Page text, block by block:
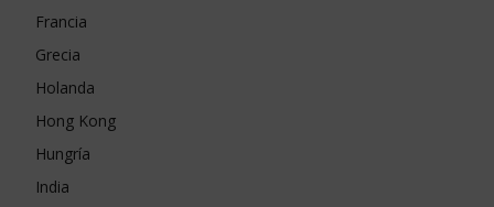
Francia
Grecia
Holanda
Hong Kong
Hungría
India